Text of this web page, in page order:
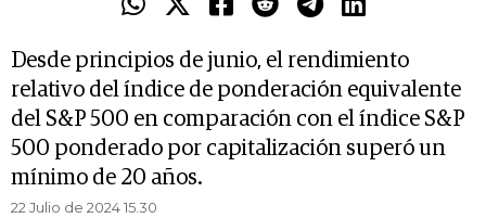
Desde principios de junio, el rendimiento
relativo del índice de ponderación equivalente
del S&P 500 en comparación con el índice S&P
500 ponderado por capitalización superó un
mínimo de 20 años.
22 Julio de 2024 15.30